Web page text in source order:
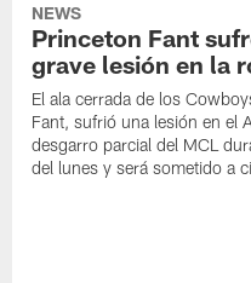
NEWS
Princeton Fant
grave lesión en la
El ala cerrada de los
Fant, sufrió una lesión en el
desgarro parcial del MCL
del lunes y será sometido a